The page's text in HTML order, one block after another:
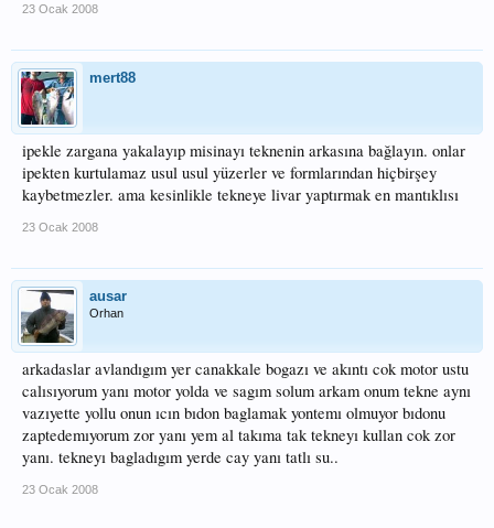
23 Ocak 2008
mert88
ipekle zargana yakalayıp misinayı teknenin arkasına bağlayın. onlar
ipekten kurtulamaz usul usul yüzerler ve formlarından hiçbirşey
kaybetmezler. ama kesinlikle tekneye livar yaptırmak en mantıklısı
23 Ocak 2008
ausar
Orhan
arkadaslar avlandıgım yer canakkale bogazı ve akıntı cok motor ustu
calısıyorum yanı motor yolda ve sagım solum arkam onum tekne aynı
vazıyette yollu onun ıcın bıdon baglamak yontemı olmuyor bıdonu
zaptedemıyorum zor yanı yem al takıma tak tekneyı kullan cok zor
yanı. tekneyı bagladıgım yerde cay yanı tatlı su..
23 Ocak 2008